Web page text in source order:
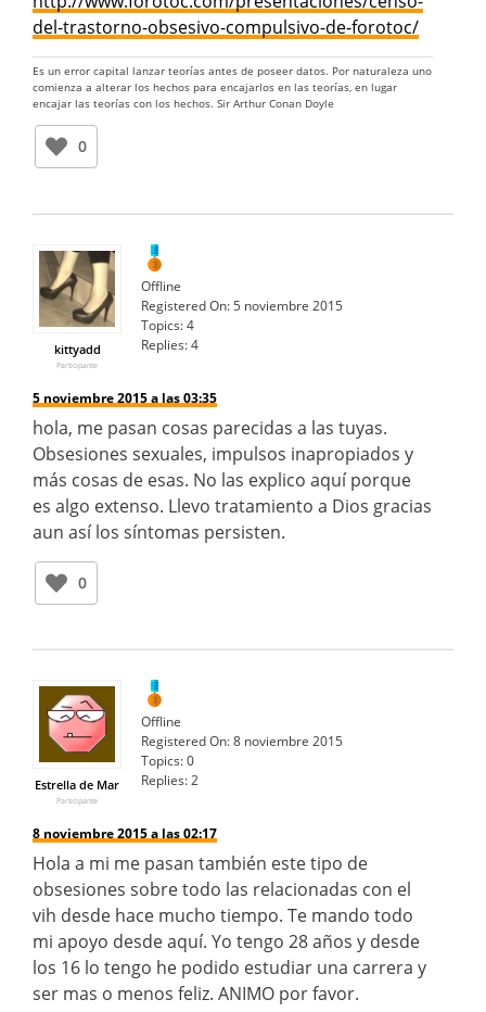
del-trastorno-obsesivo-compulsivo-de-forotoc/
Es un error capital lanzar teorías antes de poseer datos. Por naturaleza uno
comienza a alterar los hechos para encajarlos en las teorías, en lugar
encajar las teorías con los hechos. Sir Arthur Conan Doyle
0
kittyadd
Participante
Offline
Registered On:5 noviembre 2015
Topics:4
Replies:4
5 noviembre 2015 a las 03:35
hola, me pasan cosas parecidas a las tuyas.
Obsesiones sexuales, impulsos inapropiados y
más cosas de esas. No las explico aquí porque
es algo extenso. Llevo tratamiento a Dios gracias
aun así los síntomas persisten.
0
Estrella de Mar
Participante
Offline
Registered On:8 noviembre 2015
Topics:0
Replies:2
8 noviembre 2015 a las 02:17
Hola a mi me pasan también este tipo de
obsesiones sobre todo las relacionadas con el
vih desde hace mucho tiempo. Te mando todo
mi apoyo desde aquí. Yo tengo 28 años y desde
los 16 lo tengo he podido estudiar una carrera y
ser mas o menos feliz. ANIMO por favor.